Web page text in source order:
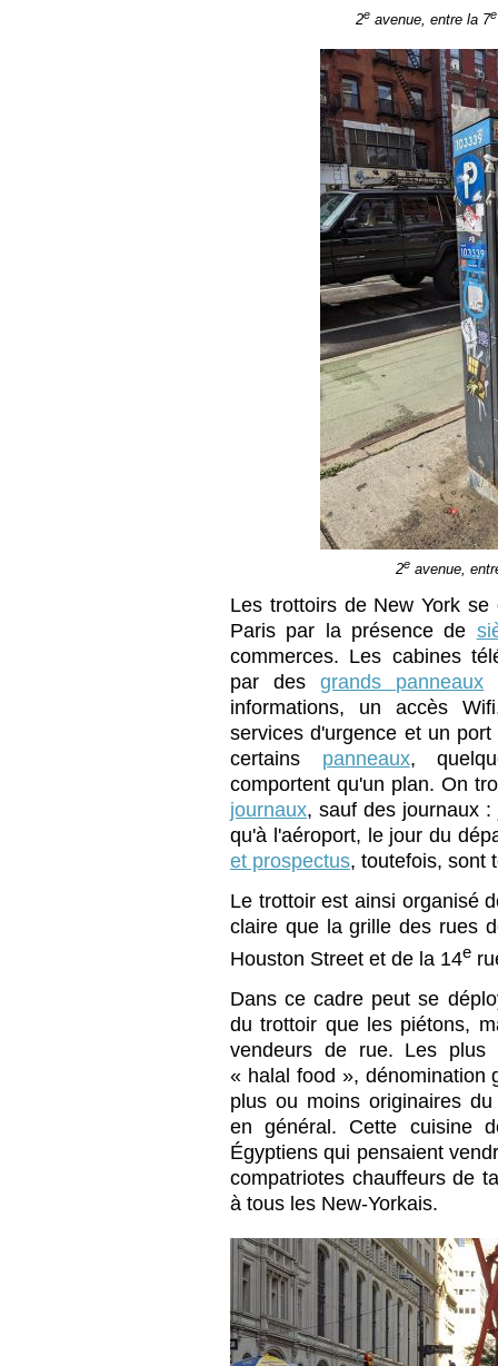
2eavenue, entre la 7e
2e avenue,
Les trottoirs de New York
Paris par la présence de
commerces. Les cabines
par desgrands panneaux
informations, un accès
services d'urgence et un
certains panneaux,
comportent qu'un plan. On
journaux, sauf des journaux
qu'à l'aéroport, le jour du
et prospectus, toutefois, sont
Le trottoir est ainsi organisé
claire que la grille des rues
Houston Street et de la 14e
Dans ce cadre peut se
du trottoir que les piétons,
vendeurs de rue. Les plus
« halal food », dénomination
plus ou moins originaires
en général. Cette cuisine
Égyptiens qui pensaient
compatriotes chauffeurs de
à tous les New-Yorkais.